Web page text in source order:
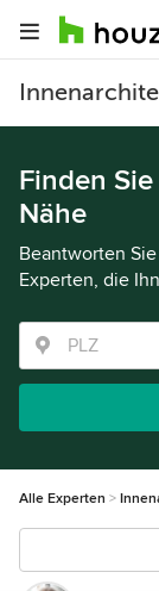
Finden
Nähe
Beantworten
Experten, die
Alle Experten